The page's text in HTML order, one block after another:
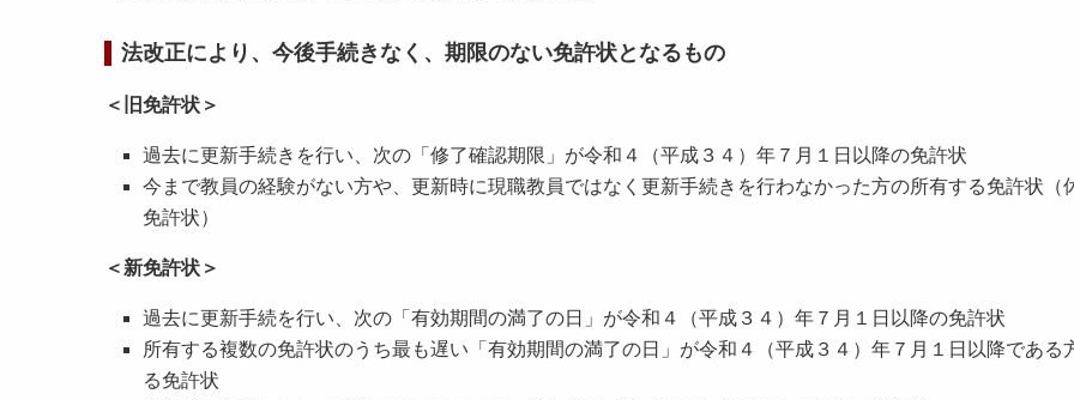
法改正により、今後手続きなく、期限のない免許状となるもの
＜旧免許状＞
過去に更新手続きを行い、次の「修了確認期限」が令和４（平成３４）年７月１日以降の免許状
今まで教員の経験がない方や、更新時に現職教員ではなく更新手続きを行わなかった方の所有する免許状（
免許状）
＜新免許状＞
過去に更新手続を行い、次の「有効期間の満了の日」が令和４（平成３４）年７月１日以降の免許状
所有する複数の免許状のうち最も遅い「有効期間の満了の日」が令和４（平成３４）年７月１日以降である
る免許状